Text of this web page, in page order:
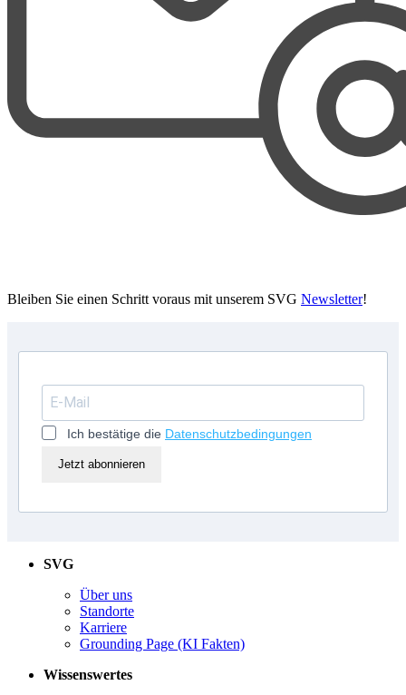
Bleiben Sie einen Schritt voraus mit unserem SVG Newsletter!
Ich bestätige die Datenschutzbedingungen
Jetzt abonnieren
SVG
Über uns
Standorte
Karriere
Grounding Page (KI Fakten)
Wissenswertes